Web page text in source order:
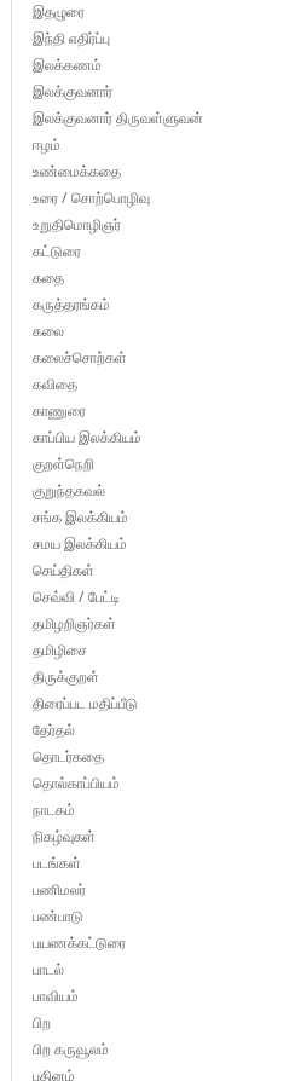
இதழுரை
இந்தி எதிர்ப்பு
இலக்கணம்
இலக்குவனார்
இலக்குவனார் திருவள்ளுவன்
ஈழம்
உண்மைக்கதை
உரை / சொற்பொழிவு
உறுதிமொழிஞர்
கட்டுரை
கதை
கருத்தரங்கம்
கலை
கலைச்சொற்கள்
கவிதை
காணுரை
காப்பிய இலக்கியம்
குறள்நெறி
குறுந்தகவல்
சங்க இலக்கியம்
சமய இலக்கியம்
செய்திகள்
செவ்வி / பேட்டி
தமிழறிஞர்கள்
தமிழிசை
திருக்குறள்
திரைப்பட மதிப்பீடு
தேர்தல்
தொடர்கதை
தொல்காப்பியம்
நாடகம்
நிகழ்வுகள்
படங்கள்
பணிமலர்
பண்பாடு
பயணக்கட்டுரை
பாடல்
பாவியம்
பிற
பிற கருவூலம்
புதினம்